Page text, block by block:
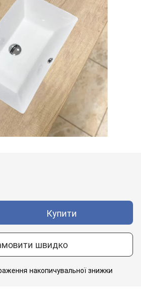
Купити
швидко
накопичувальної знижки